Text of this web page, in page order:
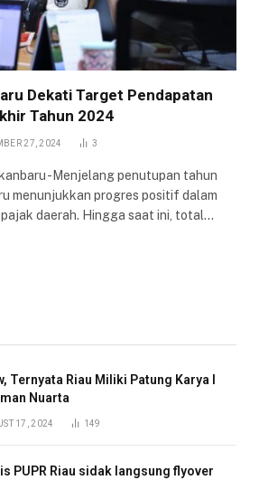
Dekati Target Pendapatan
Tahun 2024
27, 2024 3
-Menjelang penutupan tahun
menunjukkan progres positif dalam
daerah. Hingga saat ini, total…
Ternyata Riau Miliki Patung Karya I
Nuarta
17, 2024 149
PUPR Riau sidak langsung flyover